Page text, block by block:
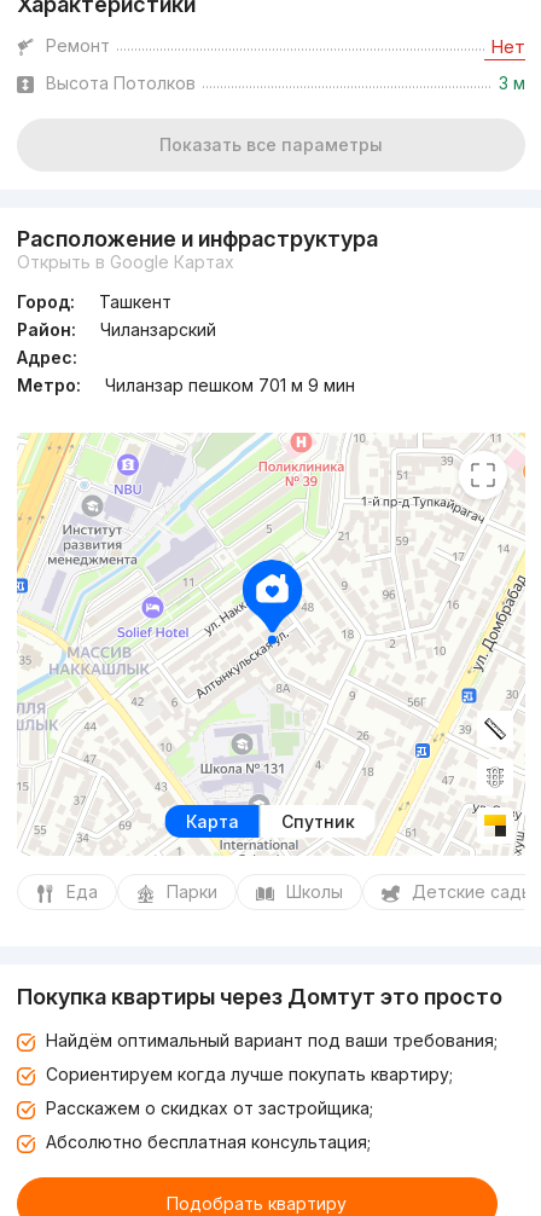
Ремонт Нет
Высота Потолков 3 м
Показать все параметры
Расположение и инфраструктура
Открыть в Google Картах
Город:
Ташкент
Район:
Чиланзарский
Адрес:
Метро:
Чиланзар пешком 701 м 9 мин
Карта Спутник
Еда Парки Школы Детские сады
Покупка квартиры через Домтут это просто
Найдём оптимальный вариант под ваши требования;
Сориентируем когда лучше покупать квартиру;
Расскажем о скидках от застройщика;
Абсолютно бесплатная консультация;
Подобрать квартиру